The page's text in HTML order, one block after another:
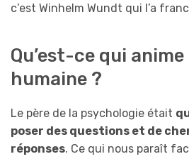
c’est Winhelm Wundt qui l’a
Qu’est-ce qui
humaine ?
Le père de la psychologie était
poser des questions et de
réponses. Ce qui nous paraît